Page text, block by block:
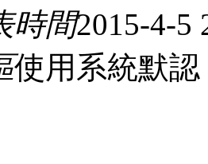
時間2015-4-5
使用系統默認